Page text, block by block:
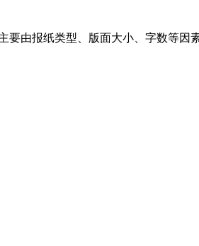
由报纸类型、版面大小、字数等